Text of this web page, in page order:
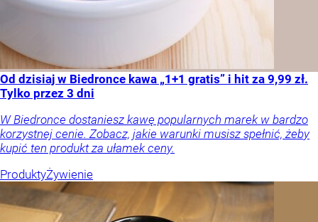
Od dzisiaj w Biedronce kawa „1+1 gratis” i hit za 9,99 zł.
Tylko przez 3 dni
W Biedronce dostaniesz kawę popularnych marek w bardzo
korzystnej cenie. Zobacz, jakie warunki musisz spełnić, żeby
kupić ten produkt za ułamek ceny.
ProduktyŻywienie